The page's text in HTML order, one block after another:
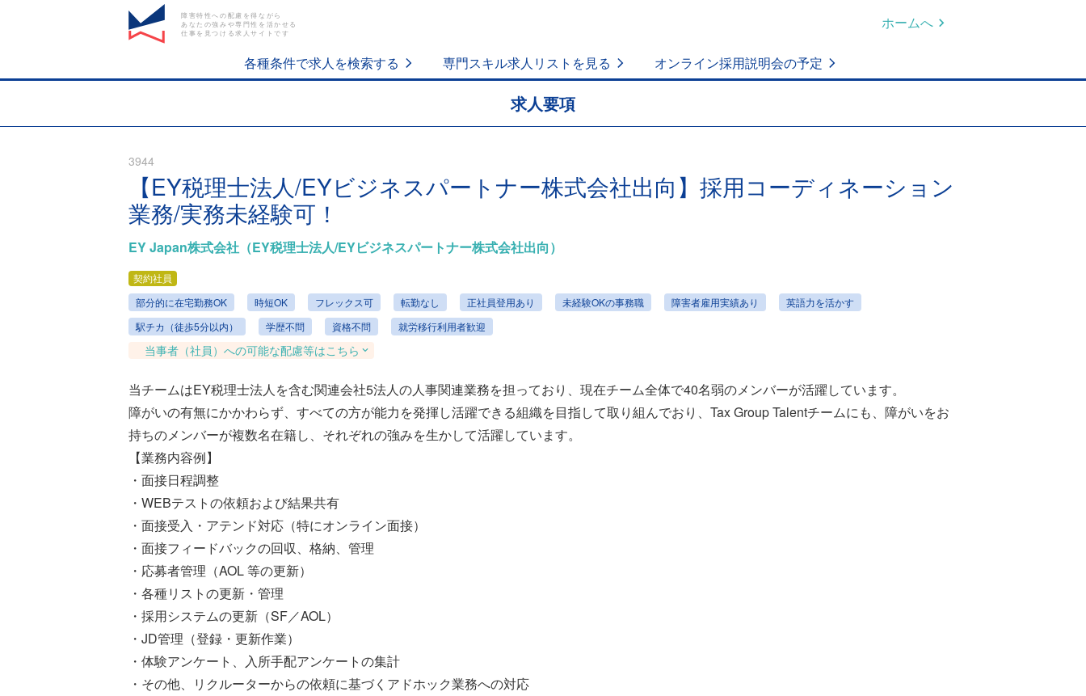
障害特性への配慮を得ながら
あなたの強みや専門性を活かせる
仕事を見つける求人サイトです
ホームへ
各種条件で求人を検索する 専門スキル求人リストを見る オンライン採用説明会の予定
求人要項
3944
【EY税理⼠法⼈/EYビジネスパートナー株式会社出向】採用コーディネーション
業務/実務未経験可！
EY Japan株式会社（EY税理士法人/EYビジネスパートナー株式会社出向）
契約社員
部分的に在宅勤務OK
時短OK フレックス可 転勤なし 正社員登用あり 未経験OKの事務職 障害者雇用実績あり
英語力を活かす
駅チカ（徒歩5分以内）
学歴不問 資格不問 就労移行利用者歓迎
当事者（社員）への可能な配慮等はこちら
当チームはEY税理士法人を含む関連会社5法人の人事関連業務を担っており、現在チーム全体で40名弱のメンバーが活躍しています。
障がいの有無にかかわらず、すべての方が能力を発揮し活躍できる組織を目指して取り組んでおり、Tax Group Talentチームにも、障がいをお
持ちのメンバーが複数名在籍し、それぞれの強みを生かして活躍しています。
【業務内容例】
・面接日程調整
・WEBテストの依頼および結果共有
・面接受入・アテンド対応（特にオンライン面接）
・面接フィードバックの回収、格納、管理
・応募者管理（AOL 等の更新）
・各種リストの更新・管理
・採用システムの更新（SF／AOL）
・JD管理（登録・更新作業）
・体験アンケート、入所手配アンケートの集計
・その他、リクルーターからの依頼に基づくアドホック業務への対応